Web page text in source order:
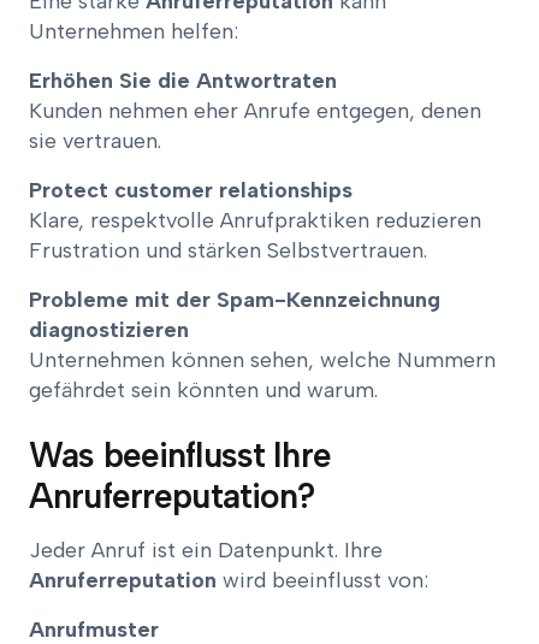
Unternehmen helfen:
Erhöhen Sie die Antwortraten
Kunden nehmen eher Anrufe entgegen, denen
sie vertrauen.
Protect customer relationships
Klare, respektvolle Anrufpraktiken reduzieren
Frustration und stärken Selbstvertrauen.
Probleme mit der Spam-Kennzeichnung
diagnostizieren
Unternehmen können sehen, welche Nummern
gefährdet sein könnten und warum.
Was beeinflusst Ihre
Anruferreputation?
Jeder Anruf ist ein Datenpunkt. Ihre
Anruferreputation wird beeinflusst von:
Anrufmuster